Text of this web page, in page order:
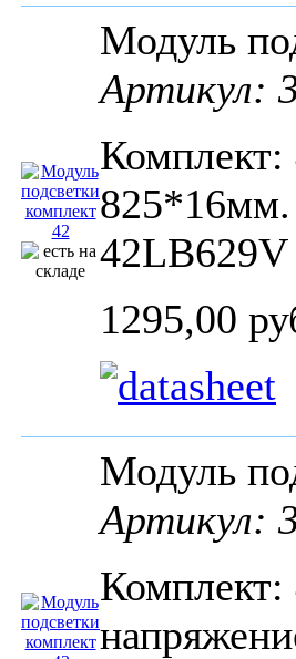
Модуль
Артикул:
1295,00
Модуль
Артикул: